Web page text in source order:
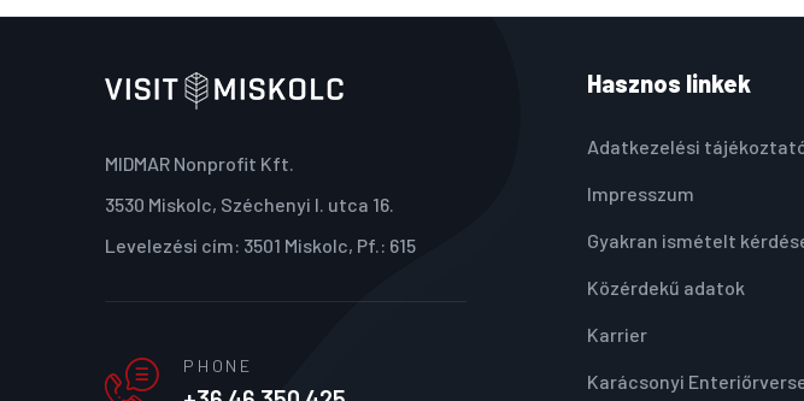
MIDMAR Nonprofit Kft.
3530 Miskolc, Széchenyi I. utca 16.
Levelezési cím: 3501 Miskolc, Pf.: 615
PHONE
Hasznos linkek
Adatkezelési
Impresszum
Gyakran ismételt
Közérdekű adatok
Karrier
Karácsonyi